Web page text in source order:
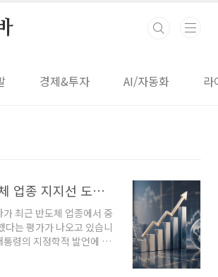
경제&투자 AI/자동화 라
엔비디아, 반도체 업종 지지선 도달 신호와 투자자의 주목 요인
최근 반도체 업종에서 중
다는 평가가 나오고 있습니
령의 지정학적 발언에 따
구하고, 반도체 업종 내 저
려 일어난 현상입니다. 시